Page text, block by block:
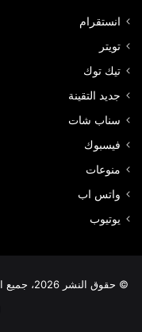
انستقرام
تويتر
تيك توك
جديد التقينة
سناب شات
فيسبوك
منوعات
واتس اب
يوتيوب
© حقوق النشر 2026، جميع الحقوق محفوظة |